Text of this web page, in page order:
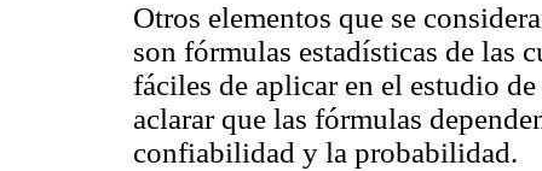
Otros elementos que se
son fórmulas estadísticas de las
fáciles de aplicar en el estudio
aclarar que las fórmulas
confiabilidad y la probabilidad.